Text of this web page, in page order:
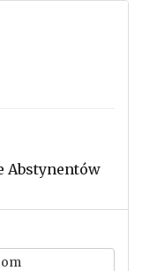
Abstynentów